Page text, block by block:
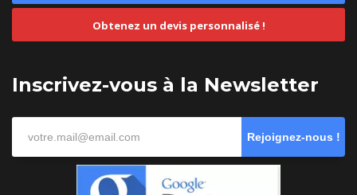
Obtenez un devis personnalisé !
Inscrivez-vous à la Newsletter
Rejoignez-nous !